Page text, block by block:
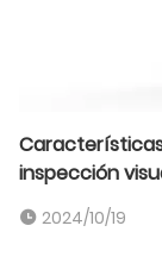
inspección
2024/10/19